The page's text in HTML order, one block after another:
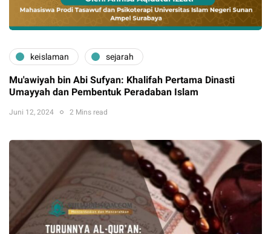
keislaman sejarah
Mu'awiyah bin Abi Sufyan: Khalifah Pertama Dinasti
Umayyah dan Pembentuk Peradaban Islam
Juni 12, 2024 2 Mins read